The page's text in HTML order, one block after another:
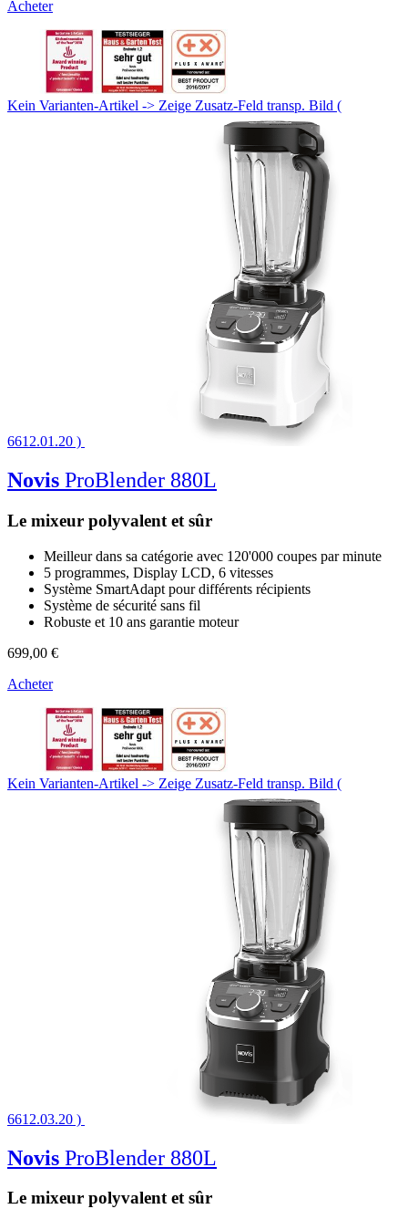
Acheter
Kein Varianten-Artikel -> Zeige Zusatz-Feld transp. Bild (
6612.01.20 )
Novis ProBlender 880L
Le mixeur polyvalent et sûr
Meilleur dans sa catégorie avec 120'000 coupes par minute
5 programmes, Display LCD, 6 vitesses
Système SmartAdapt pour différents récipients
Système de sécurité sans fil
Robuste et 10 ans garantie moteur
699,00 €
Acheter
Kein Varianten-Artikel -> Zeige Zusatz-Feld transp. Bild (
6612.03.20 )
Novis ProBlender 880L
Le mixeur polyvalent et sûr